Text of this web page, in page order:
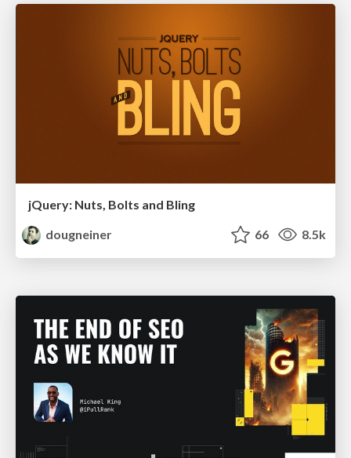
jQuery: Nuts, Bolts and Bling
dougneiner
66 8.5k